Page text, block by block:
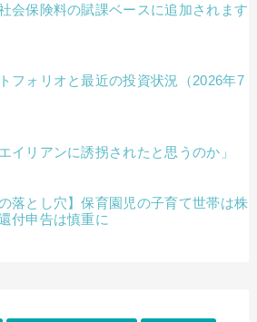
会保険料の賦課ベースに追加されます
フォリオと最近の投資状況（2026年7
イリアンに誘拐されたと思うのか」
落とし穴】保育園児の子育て世帯は株
付申告は慎重に